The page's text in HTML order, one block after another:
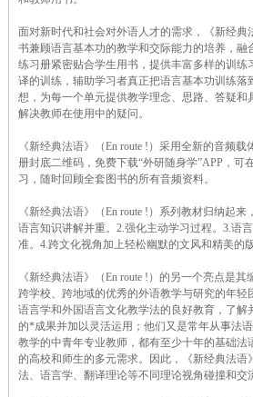
面对新时代和社会对外语人才的需求，《新经典
书兼顾语言基本功的教学和交际能力的培养，融
练习册紧密贴合学生用书，提供丰富多样的训练
译的训练，辅助学习者真正把语言基本功训练落
想，为每一个单元提供教学理念、思路、答疑和
解决教师在使用中的疑问。
《新经典法语》（En route !）采用全新的音频
册封底二维码，免费下载“外研随身学”APP，可
习，随时回顾全套图书的所有音频资料。
《新经典法语》（En route !）系列教材归纳起
语言知识讲解并重。2.强化主动学习过程。3.语
准。4.跨文化视角加上轻松幽默的文风和精美的
《新经典法语》（En route !）的另一个亮点是其
跨学校、跨地域的优秀的外语教学与研究的年轻
语言学和外国语言文化教学法的良好教育，了解
的*成果并加以灵活运用；他们又是常年从事法
教学的中青年专业教师，都有至少十年的基础法
的高校和师生的多元需求。因此，《新经典法语
法、语言学、翻译理论等不同理论视角碰撞和交